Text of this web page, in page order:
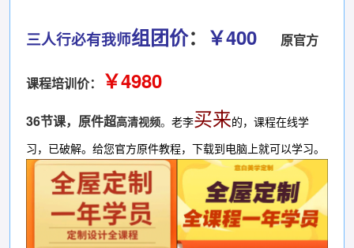
三人行必有我师组团价： ￥400 原官方
课程培训价： ￥4980
36节课，原件超高清视频。 老李买来的，课程在线学
习，已破解。给您官方原件教程，下载到电脑上就可以学习。